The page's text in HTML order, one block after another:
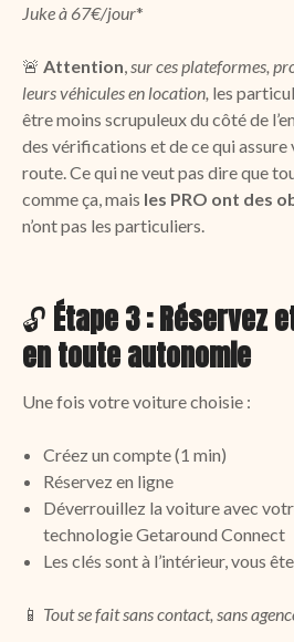
Juke à 67€/jour*
🚨 Attention sur ces plateformes,
leurs véhicules en location, les
être moins scrupuleux du côté de
des vérifications et de ce qui
route. Ce qui ne veut pas dire que
comme ça, mais les PRO ont des
n’ont pas les particuliers.
🔓 Étape 3 : Réservez
en toute autonomie
Une fois votre voiture choisie :
Créez un compte (1 min)
Réservez en ligne
Déverrouillez la voiture avec
technologie Getaround Connect
Les clés sont à l’intérieur, vous
📱 Tout se fait sans contact, sans